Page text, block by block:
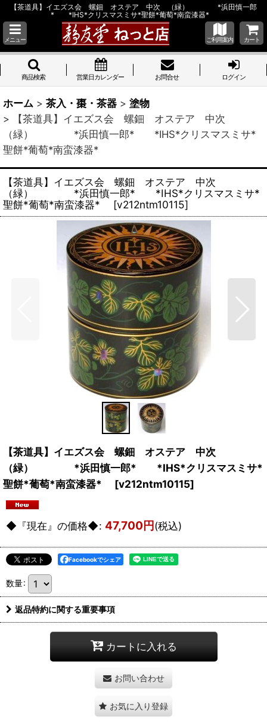
【茶道具】イエズス会 螺鈿 オステア 中次 （緑） *浜田慎一郎
* *IHS*クリスマスミサ*聖餅*葡萄*南蛮漆器*
メニュー ご利用案内 カート
商品検索 営業日カレンダー お問合せ ログイン
ホーム > 茶入・棗・茶器 > 塗物
>
【茶道具】イエズス会 螺鈿 オステア 中次
（緑） *浜田慎一郎* *IHS*クリスマスミサ*
聖餅*葡萄*南蛮漆器*
【茶道具】イエズス会 螺鈿 オステア 中次
（緑） *浜田慎一郎* *IHS*クリスマスミサ*
聖餅*葡萄*南蛮漆器*
[v212ntm10115]
【茶道具】イエズス会 螺鈿 オステア 中次
（緑） *浜田慎一郎* *IHS*クリスマスミサ*
聖餅*葡萄*南蛮漆器*
[v212ntm10115]
◆『現在』の価格◆: 47,700円(税込)
Facebookでシェア
数量:
返品特約に関する重要事項
カートに入れる
お問い合わせ
お気に入り登録